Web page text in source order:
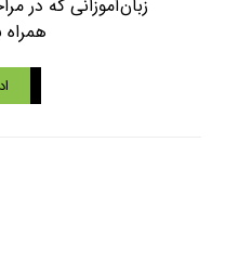
زبان‌آموزانی که در